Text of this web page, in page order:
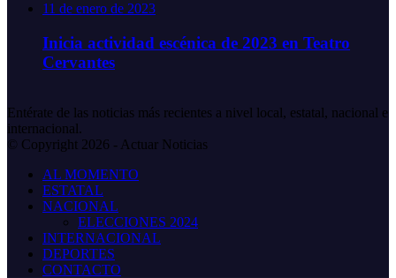
11 de enero de 2023
Inicia actividad escénica de 2023 en Teatro
Cervantes
Entérate de las noticias más recientes a nivel local, estatal, nacional e
internacional.
© Copyright 2026 - Actuar Noticias
AL MOMENTO
ESTATAL
NACIONAL
ELECCIONES 2024
INTERNACIONAL
DEPORTES
CONTACTO